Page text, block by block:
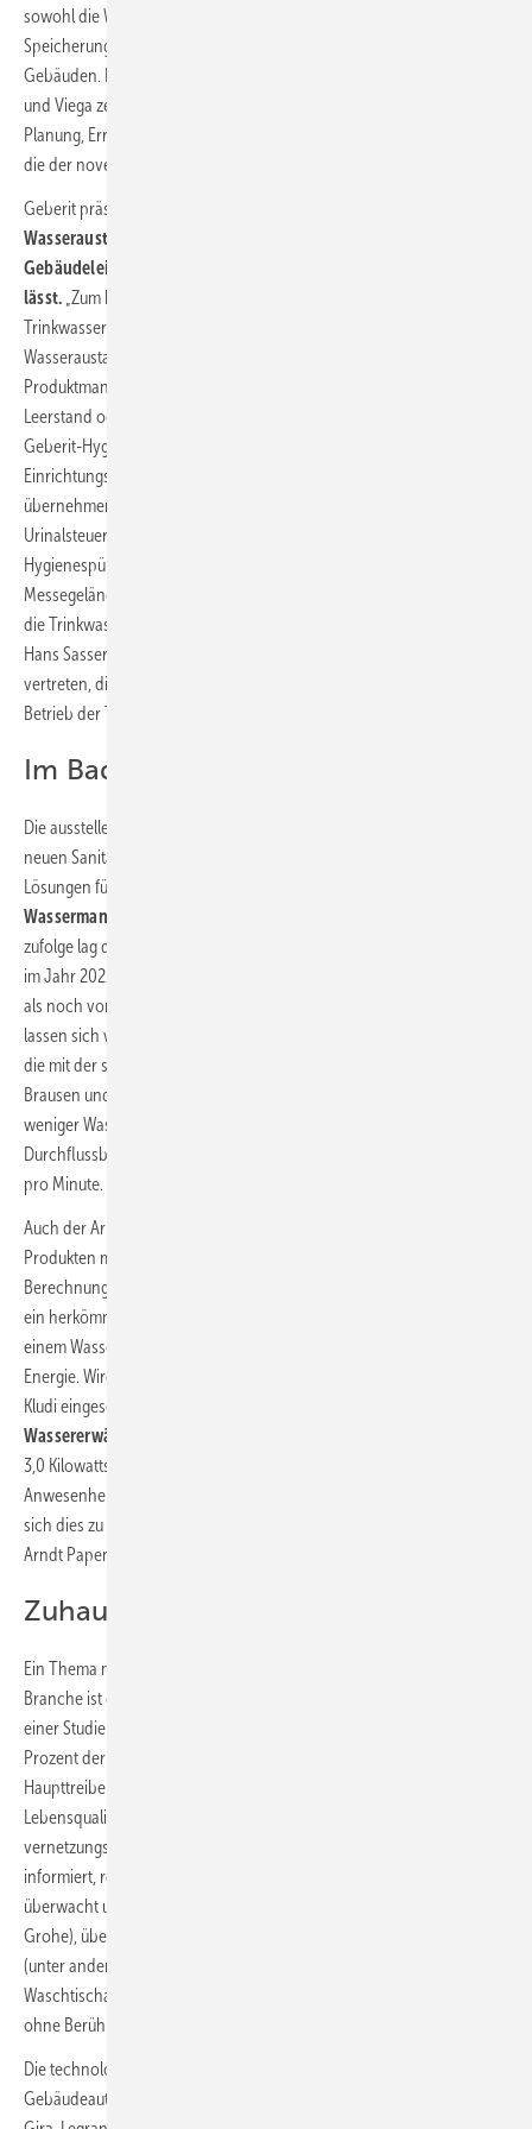
sowohl die Wassergewinnung und -aufbereitung als auch die
Speicherung und Verteilung sowie die Trinkwasserentnahme in
Gebäuden. Namhafte Hersteller wie Carela, Grohe, hansgrohe, Tece
und Viega zeigen auf der GET Nord 2022 Lösungen für die richtige
Planung, Errichtung und Inbetriebnahme von Trinkwasseranlagen,
die der novellierten Verordnung entsprechen.
Geberit präsentiert unter anderem eine für den
Wasseraustausch entwickelte Spülung, die sich in die
Gebäudeleittechnik einbinden und per Smartphone steuern
lässt. „Zum bestimmungsgemäßen Betrieb einer
Trinkwasserinstallation zählt in erster Linie der regelmäßige
Wasseraustausch in den Leitungen“, erläutert Peter Reichert, Leiter
Produktmanagement Rohrleitungssysteme bei Geberit. „Gerade bei
Leerstand oder Nichtnutzung können im Sanitärraum neben der
Geberit-Hygienespülung auch andere sanitäre
Einrichtungsgegenstände die Funktion des Wasserwechsels
übernehmen. So verfügen bereits heute zahlreiche Geberit WC- und
Urinalsteuerungen sowie Waschtischarmaturen über die Funktion der
Hygienespülung.“ Ein weiteres Highlight auf dem Hamburger
Messegelände ist die Frischwasserstation „Regumaq X“ von Oventrop,
die Trinkwasser genau dann erwärmt, wenn es benötigt wird. Die
Hans Sasserath GmbH & Co. KG ist mit der „HygBox Connect“
vertreten, die mit integriertem WLAN für den bestimmungsgemäßen
Betrieb der Trinkwasserinstallation sorgt.
Im Bad Wasser und Energie sparen
Die ausstellenden Unternehmen auf der GET Nord 2022 zeigen in der
neuen Sanitärhalle A1 ein breites Spektrum an hochwertigen
Lösungen für ein
Wassermanagement in Gebäuden
zufolge lag der Pro-Kopf-Verbrauch von Trinkwasser in Deutschland
im Jahr 2021 bei 127 Liter pro Tag und war damit um 20 Liter geringer
als noch vor 30 Jahren. Durch die Installation effizienter Armaturen
lassen sich weitere Einspareffekte erzielen. Beispielgebend dafür sind
die mit der sogenannten EcoSmart-Technologie ausgestatteten
Brausen und Mischbatterien von hansgrohe, die bis zu 60 Prozent
weniger Wasser verbrauchen als herkömmliche Produkte. Ein
Durchflussbegrenzer senkt den Wasserdurchlauf auf maximal 5 Liter
pro Minute.
Auch der Armaturenspezialist Kludi bietet eine breite Auswahl an
Produkten mit Wasser- und Energiesparmöglichkeiten. Nach
Berechnungen der Technischen Hochschule Ingolstadt verbraucht
ein herkömmliches zehnminütiges Duschbad bei 39 Grad Celsius und
einem Wasserdurchlaufsatz von 150 Litern 5,1 Kilowattstunden
Energie. Wird stattdessen eine Neun-Liter-Kopf- oder Handbrause von
Kludi eingesetzt,
Wassererwärmung bei gleicher Duschdauer und -temperatur
3,0 Kilowattstunden. „Bei einer vierköpfigen Familie, die an 325
Anwesenheitstagen in den heimischen vier Wänden duscht, summiert
sich dies zu einer Ersparnis von 2730 Kilowattstunden im Jahr“, sagt
Arndt Papenfuß, Marketingleiter von Kludi.
Zuhause 4.0 statt Pflegeheim
Ein Thema mit erheblichem Potenzial für die SHK- und Elektro-
Branche ist der
einer Studie des Branchenverbands Bitkom nutzen sie bereits 57
Prozent der Smart-Home-Anwenderinnen und -Anwender. Die
Haupttreiber dabei sind der Wunsch nach mehr Komfort und
Lebensqualität sowie Energieeinsparungen. Die Bandbreite an
vernetzungsfähigen Sanitärprodukten, über die die GET Nord 2022
informiert, reicht vom intelligenten Sensor, der den Wasserverbrauch
überwacht und Leckagen erkennt (zum Beispiel „Sense Guard“ von
Grohe), über smarte Dusch-WCs, die sich per App steuern lassen
(unter anderem „AquaClean“-Modelle von Geberit), bis hin zu
Waschtischarmaturen mit Infrarotelektronik, die das Händewaschen
ohne Berührung ermöglichen.
Die technologieübergreifenden Konzepte renommierter Anbieter von
Gebäudeautomationssystemen wie ABB/Busch Jaeger, Albrecht Jung,